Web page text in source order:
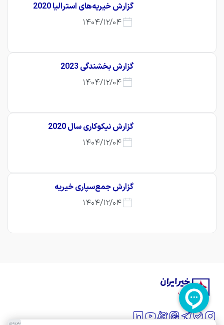
گزارش خیریه‌های استرالیا 2020
1404/12/04
گزارش بخشندگی 2023
1404/12/04
گزارش نیکوکاری سال 2020
1404/12/04
گزارش جمع‌سپاری خیریه
1404/12/04
به‌زودی
به‌زودی